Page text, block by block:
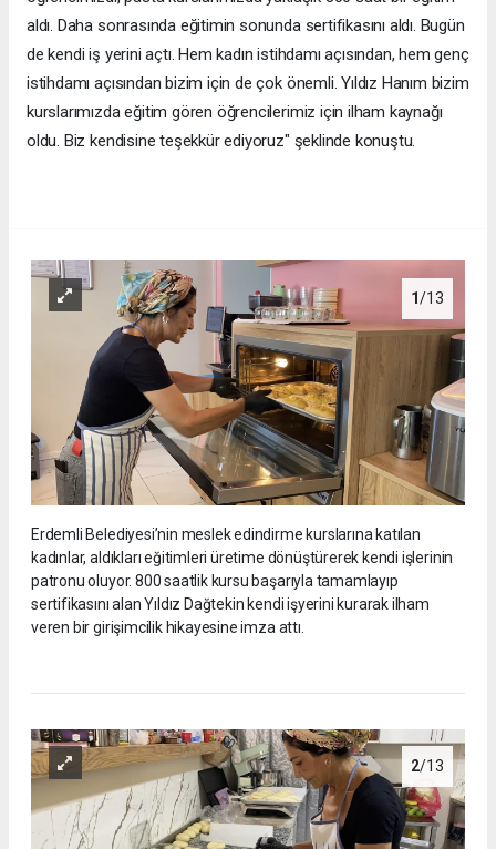
aldı. Daha sonrasında eğitimin sonunda sertifikasını aldı. Bugün
de kendi iş yerini açtı. Hem kadın istihdamı açısından, hem genç
istihdamı açısından bizim için de çok önemli. Yıldız Hanım bizim
kurslarımızda eğitim gören öğrencilerimiz için ilham kaynağı
oldu. Biz kendisine teşekkür ediyoruz" şeklinde konuştu.
1/13
Erdemli Belediyesi’nin meslek edindirme kurslarına katılan
kadınlar, aldıkları eğitimleri üretime dönüştürerek kendi işlerinin
patronu oluyor. 800 saatlik kursu başarıyla tamamlayıp
sertifikasını alan Yıldız Dağtekin kendi işyerini kurarak ilham
veren bir girişimcilik hikayesine imza attı.
2/13